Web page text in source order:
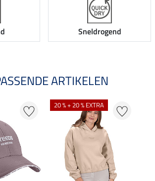
Sneldrogend
ARTIKELEN
20 % + 20 % EXTRA